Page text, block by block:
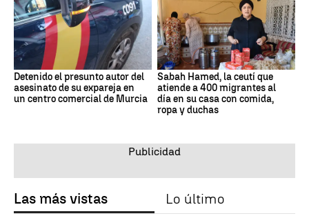
Detenido el presunto autor del
asesinato de su expareja en
un centro comercial de Murcia
Sabah Hamed, la ceutí que
atiende a 400 migrantes al
día en su casa con comida,
ropa y duchas
Las más vistas Lo último